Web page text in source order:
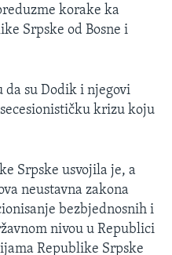
korake ka
Srpske od Bosne i
da su Dodik i njegovi
krizu koju
Srpske usvojila je, a
neustavna zakona
bezbjednosnih i
nivou u Republici
Republike Srpske